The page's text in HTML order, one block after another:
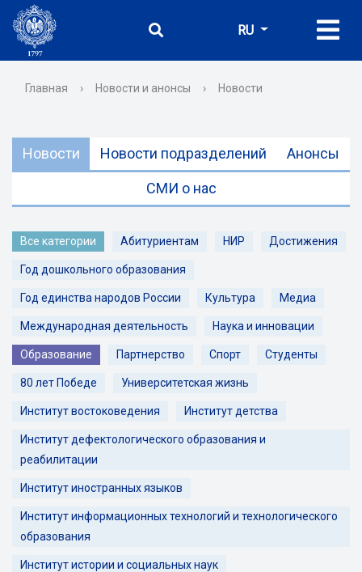
RU
Главная › Новости и анонсы › Новости
Новости Новости подразделений Анонсы
СМИ о нас
Все категории Абитуриентам НИР Достижения
Год дошкольного образования
Год единства народов России Культура Медиа
Международная деятельность Наука и инновации
Образование Партнерство Спорт Студенты
80 лет Победе Университетская жизнь
Институт востоковедения Институт детства
Институт дефектологического образования и
реабилитации
Институт иностранных языков
Институт информационных технологий и технологического
образования
Институт истории и социальных наук